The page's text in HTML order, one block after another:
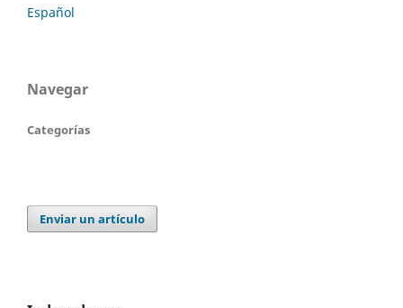
Español
Navegar
Categorías
Enviar un artículo